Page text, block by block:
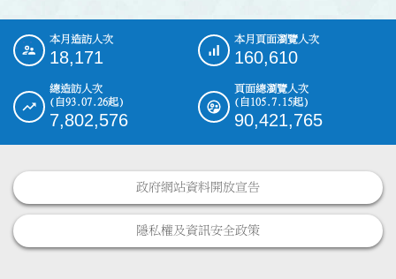
::: 本月造訪人次
18,171
本月頁面瀏覽人次
160,610
總造訪人次
(自93.07.26起)
7,802,576
頁面總瀏覽人次
(自105.7.15起)
90,421,765
政府網站資料開放宣告
隱私權及資訊安全政策